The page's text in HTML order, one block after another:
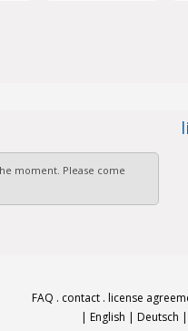
moment. Please come
FAQ . contact . license
| English | Deutsch